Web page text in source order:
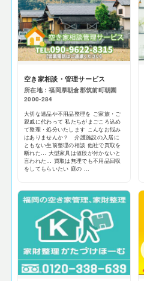
空き家相談・管理サービス
所在地：福岡県朝倉郡筑前町朝園
2000-284
大切な遺品や不用品整理を ご家族・ご
親戚に代わって 私たちがまごころ込め
て整理・処分いたします こんなお悩み
はありませんか？ 介護施設の入居に
ともない生前整理の相談 他社で買取を
断れた… 大型家具は値段が付かないと
言われた… 買取は無理でも不用品回収
をしてもらいたい 庭の ...